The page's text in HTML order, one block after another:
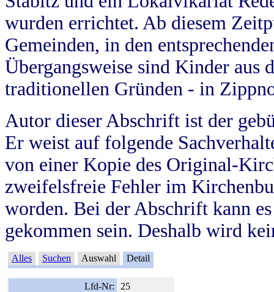
wurden errichtet. Ab diesem
Gemeinden, in den
Übergangsweise sind Kinder aus
traditionellen Gründen - in
Autor dieser Abschrift ist der
Er weist auf folgende
von einer Kopie des Original-
zweifelsfreie Fehler im
worden. Bei der Abschrift kann
gekommen sein. Deshalb wird
Alles Suchen Auswahl Detail
Lfd-Nr:
25